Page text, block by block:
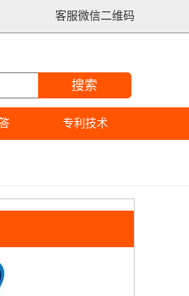
客服微信二维码
搜索
专利技术